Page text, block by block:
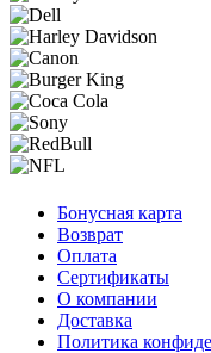
Бонусная карта
Возврат
Оплата
Сертификаты
О компании
Доставка
Политика